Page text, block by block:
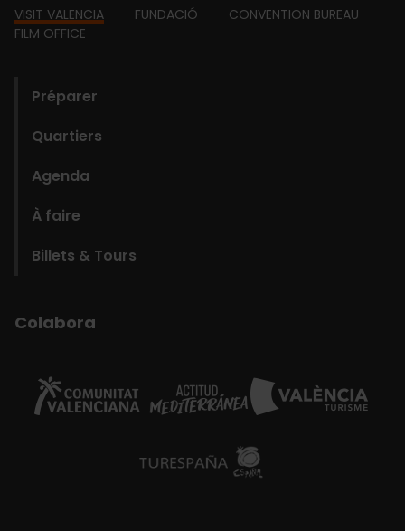
Footer
VISIT VALENCIA FUNDACIÓ
CONVENTION BUREAU
FILM OFFICE
Préparer
Quartiers
Agenda
À faire
Billets & Tours
Colabora